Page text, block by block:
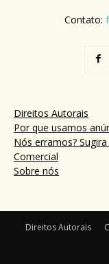
Contato:
Direitos Autorais
Por que usamos
Nós erramos?
Comercial
Sobre nós
Direitos Autorais